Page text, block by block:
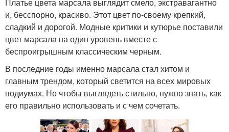
и, бесспорно, красиво. Этот цвет по-своему крепкий,
сладкий и дорогой. Модные критики и кутюрье поставили
цвет марсала на один уровень вместе с
беспроигрышным классическим черным.
В последние годы именно марсала стал хитом и
главным трендом, который светится на всех мировых
подиумах. Но чтобы выглядеть стильно, нужно знать, как
его правильно использовать и с чем сочетать.